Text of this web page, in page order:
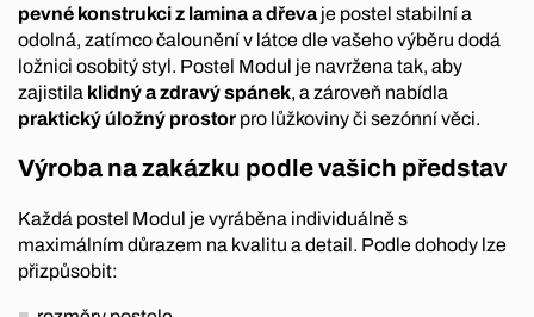
pevné konstrukci z lamina a dřevaje postel stabilní a
odolná, zatímco čalounění v látce dle vašeho výběru dodá
ložnici osobitý styl. Postel Modul je navržena tak, aby
zajistila klidný a zdravý spánek, a zároveň nabídla
praktický úložný prostor pro lůžkoviny či sezónní věci.
Výroba na zakázku podle vašich představ
Každá postel Modul je vyráběna individuálně s
maximálním důrazem na kvalitu a detail. Podle dohody lze
přizpůsobit: